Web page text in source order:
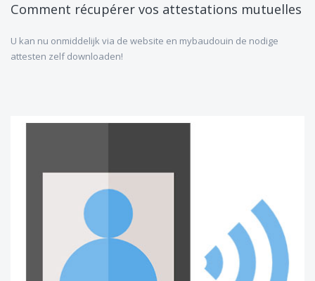
Comment récupérer vos attestations mutuelles
U kan nu onmiddelijk via de website en mybaudouin de nodige
attesten zelf downloaden!